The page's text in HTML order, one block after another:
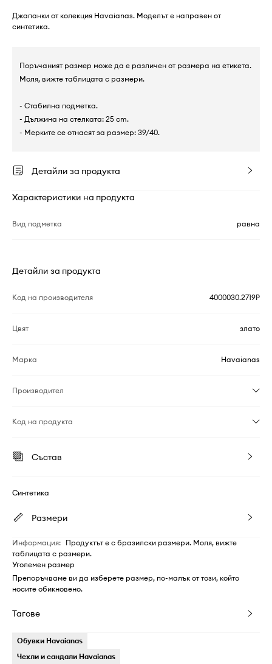
Джапанки от колекция Havaianas. Моделът е направен от
синтетика.
Поръчаният размер може да е различен от размера на етикета.
Моля, вижте таблицата с размери.
- Стабилна подметка.
- Дължина на стелката: 25 cm.
- Мерките се отнасят за размер: 39/40.
Детайли за продукта
Характеристики на продукта
Вид подметка равна
Детайли за продукта
Код на производителя 4000030.2719P
Цвят злато
Марка Havaianas
Производител
Код на продукта
Състав
Синтетика
Размери
Информация: Продуктът е с бразилски размери. Моля, вижте
таблицата с размери.
Уголемен размер
Препоръчваме ви да изберете размер, по-малък от този, който
носите обикновено.
Тагове
Обувки Havaianas
Чехли и сандали Havaianas